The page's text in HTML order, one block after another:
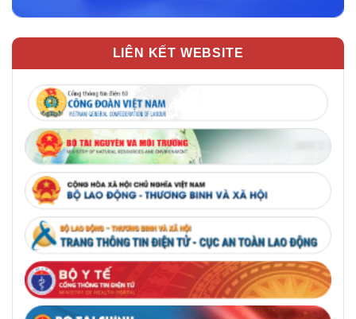
LIÊN KẾT WEBSITE